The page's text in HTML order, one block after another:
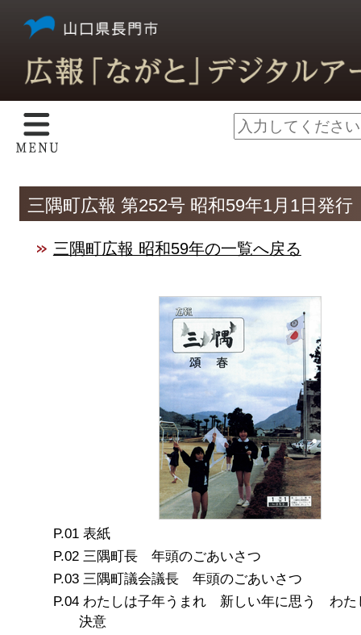
三隅町広報 第252号 昭和59年1月1日発行
三隅町広報 昭和59年の一覧へ戻る
表紙
三隅町長 年頭のごあいさつ
三隅町議会議長 年頭のごあいさつ
わたしは子年うまれ 新しい年に思う わた
決意